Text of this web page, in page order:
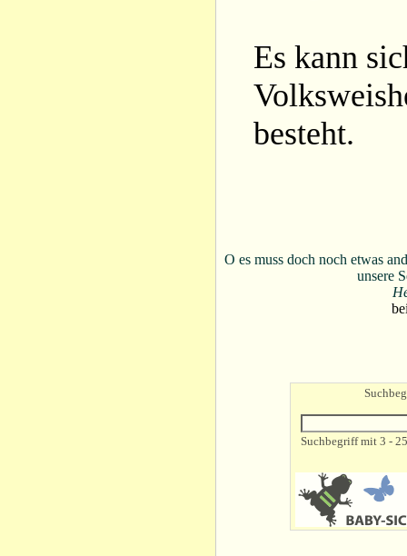
Es kann
besteht.
O es muss doch noch etwas
unsere
Suchbegriff mit 3 -